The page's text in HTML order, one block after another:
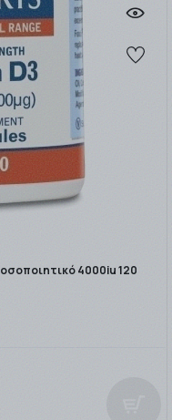
4000iu 120